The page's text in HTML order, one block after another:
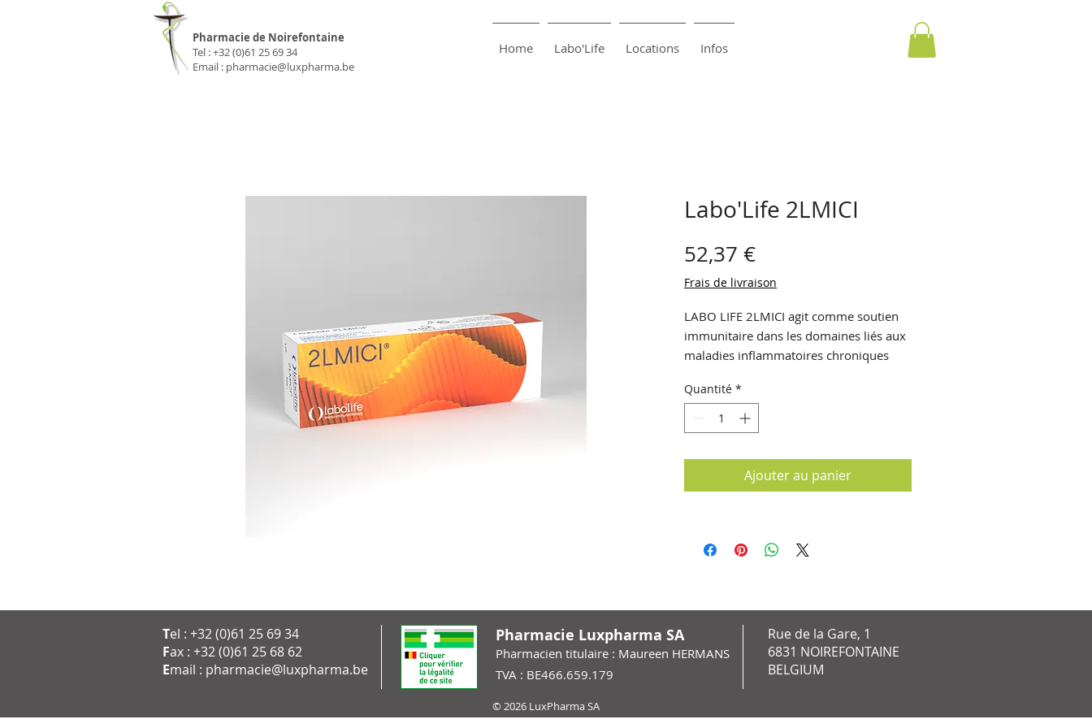
Home Labo'Life Locations Infos
Labo'Life 2LMICI
52,37 €Prix
Frais de livraison
LABO LIFE 2LMICI agit comme soutien
immunitaire dans les domaines liés aux
maladies inflammatoires chroniques
Quantité *
Ajouter au panier
Pharmacie de Noirefontaine
Tel : +32 (0)61 25 69 34
Email : pharmacie@luxpharma.be
Tel : +32 (0)61 25 69 34
Fax : +32 (0)61 25 68 62
Email : pharmacie@luxpharma.be
Pharmacie Luxpharma SA
Pharmacien titulaire : Maureen HERMANS
TVA : BE466.659.179
Rue de la Gare, 1
6831 NOIREFONTAINE
BELGIUM
© 2026 LuxPharma SA